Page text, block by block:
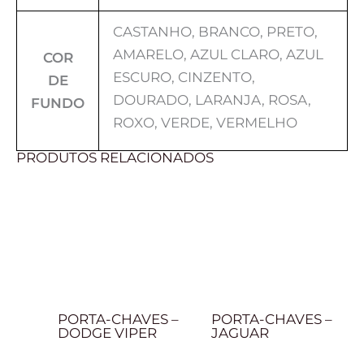
COR
DE
FUNDO
CASTANHO, BRANCO, PRETO,
AMARELO, AZUL CLARO, AZUL
ESCURO, CINZENTO,
DOURADO, LARANJA, ROSA,
ROXO, VERDE, VERMELHO
PRODUTOS RELACIONADOS
PORTA-CHAVES –
DODGE VIPER
PORTA-CHAVES –
JAGUAR